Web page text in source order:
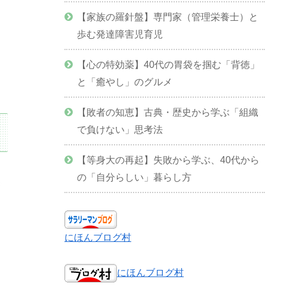
【家族の羅針盤】専門家（管理栄養士）と
歩む発達障害児育児
【心の特効薬】40代の胃袋を掴む「背徳」
と「癒やし」のグルメ
【敗者の知恵】古典・歴史から学ぶ「組織
で負けない」思考法
【等身大の再起】失敗から学ぶ、40代から
の「自分らしい」暮らし方
にほんブログ村
にほんブログ村